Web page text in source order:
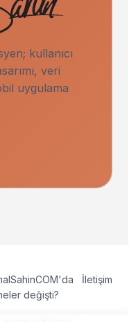
kullanıcı
veri
uygulama
değişti?
İletişim